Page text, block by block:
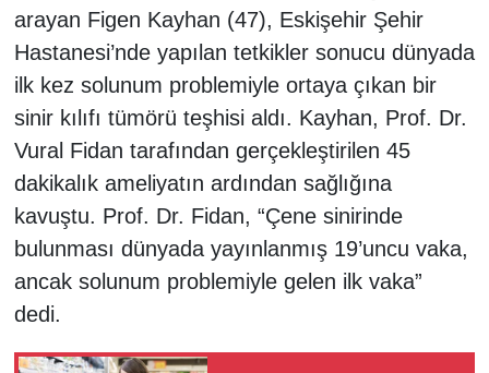
arayan Figen Kayhan (47), Eskişehir Şehir
Hastanesi’nde yapılan tetkikler sonucu dünyada
ilk kez solunum problemiyle ortaya çıkan bir
sinir kılıfı tümörü teşhisi aldı. Kayhan, Prof. Dr.
Vural Fidan tarafından gerçekleştirilen 45
dakikalık ameliyatın ardından sağlığına
kavuştu. Prof. Dr. Fidan, “Çene sinirinde
bulunması dünyada yayınlanmış 19’uncu vaka,
ancak solunum problemiyle gelen ilk vaka”
dedi.